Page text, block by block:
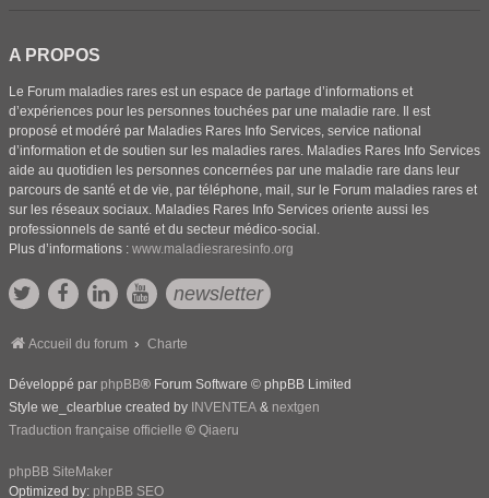
A PROPOS
Le Forum maladies rares est un espace de partage d’informations et
d’expériences pour les personnes touchées par une maladie rare. Il est
proposé et modéré par Maladies Rares Info Services, service national
d’information et de soutien sur les maladies rares. Maladies Rares Info Services
aide au quotidien les personnes concernées par une maladie rare dans leur
parcours de santé et de vie, par téléphone, mail, sur le Forum maladies rares et
sur les réseaux sociaux. Maladies Rares Info Services oriente aussi les
professionnels de santé et du secteur médico-social.
Plus d’informations : www.maladiesraresinfo.org
newsletter
Accueil du forum Charte
Développé par phpBB® Forum Software © phpBB Limited
Style we_clearblue created by INVENTEA & nextgen
Traduction française officielle © Qiaeru
phpBB SiteMaker
Optimized by: phpBB SEO